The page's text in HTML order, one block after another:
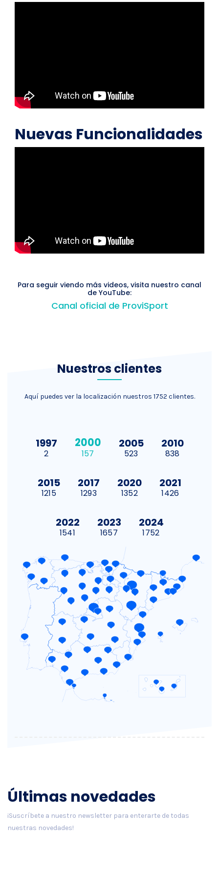
Nuevas Funcionalidades
Para seguir viendo más videos, visita nuestro canal
de YouTube:
Canal oficial de ProviSport
Nuestros clientes
Aquí puedes ver la localización nuestros 1752 clientes.
1997
2
2000
157
2005
523
2010
838
2015
1215
2017
1293
2020
1352
2021
1426
2022
1541
2023
1657
2024
1752
Últimas novedades
¡Suscríbete a nuestro newsletter para enterarte de todas
nuestras novedades!